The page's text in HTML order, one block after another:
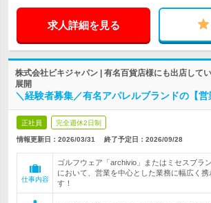
求人詳細を見る
株式会社ビキジャパン | 有名百貨店様にも出店して
展開
＼経験者募集／有名アパレルブランドの【
正社員 完全週休2日制
情報更新日：2026/03/31 終了予定日： 2026/09/28
仕事内容
ゴルフウェア「archivio」またはミセスブラ
において、営業を中心とした業務に幅広く携
す！